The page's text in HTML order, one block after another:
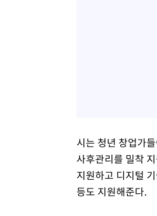
시는 청년 창업가
사후관리를 밀착
지원하고 디지털
등도 지원해준다.